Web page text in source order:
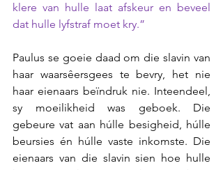
klere van hulle laat afskeur en beveel
dat hulle lyfstraf moet kry.”
Paulus se goeie daad om die slavin van
haar waarsêersgees te bevry, het nie
haar eienaars beïndruk nie. Inteendeel,
sy moeilikheid was geboek. Die
gebeure vat aan húlle besigheid, húlle
beursies én húlle vaste inkomste. Die
eienaars van die slavin sien hoe hulle